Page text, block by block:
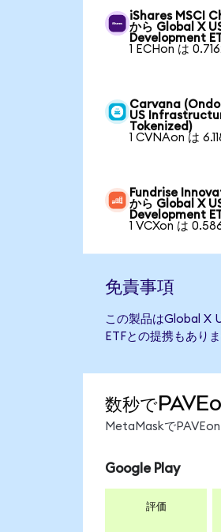
iShares MSCI
から Global X
Development
1 ECHon は
Carvana (Ondo
US
Tokenized)
1 CVNAon は
Fundrise
から Global X
Development
1 VCXon は
免責事項
この製品はGlobal X
ETFとの提携もあり
数秒で
MetaMaskで
Google Play
評価